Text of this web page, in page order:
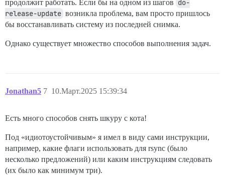
продолжит работать. Если бы на одном из шагов do-
release-update возникла проблема, вам просто пришлось
бы восстанавливать систему из последней снимка.
Однако существует множество способов выполнения задач.
Jonathan5 10.Март.2025 15:39:34
7
Есть много способов снять шкуру с кота!
Под «идиотоустойчивым» я имел в виду сами инструкции,
например, какие флаги использовать для rsync (было
несколько предложений) или каким инструкциям следовать
(их было как минимум три).